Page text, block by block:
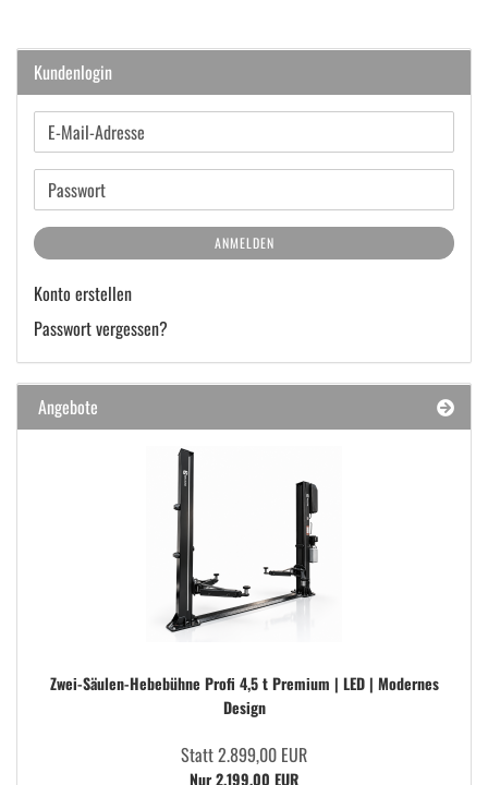
Kundenlogin
E-
Mail-
Adresse
Passwort
ANMELDEN
Konto erstellen
Passwort vergessen?
Angebote
Zwei-Säulen-Hebebühne Profi 4,5 t Premium | LED | Modernes
Design
Statt 2.899,00 EUR
Nur 2.199,00 EUR